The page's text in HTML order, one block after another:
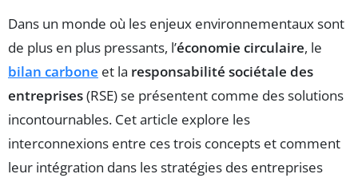
Dans un monde où les enjeux environnementaux sont
de plus en plus pressants, l’économie circulaire, le
bilan carbone et la responsabilité sociétale des
entreprises(RSE) se présentent comme des solutions
incontournables. Cet article explore les
interconnexions entre ces trois concepts et comment
leur intégration dans les stratégies des entreprises